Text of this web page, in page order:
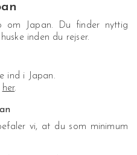
om Japan. Du finder nyttig
inden du rejser.
ind i Japan.
her.
vi, at du som minimum